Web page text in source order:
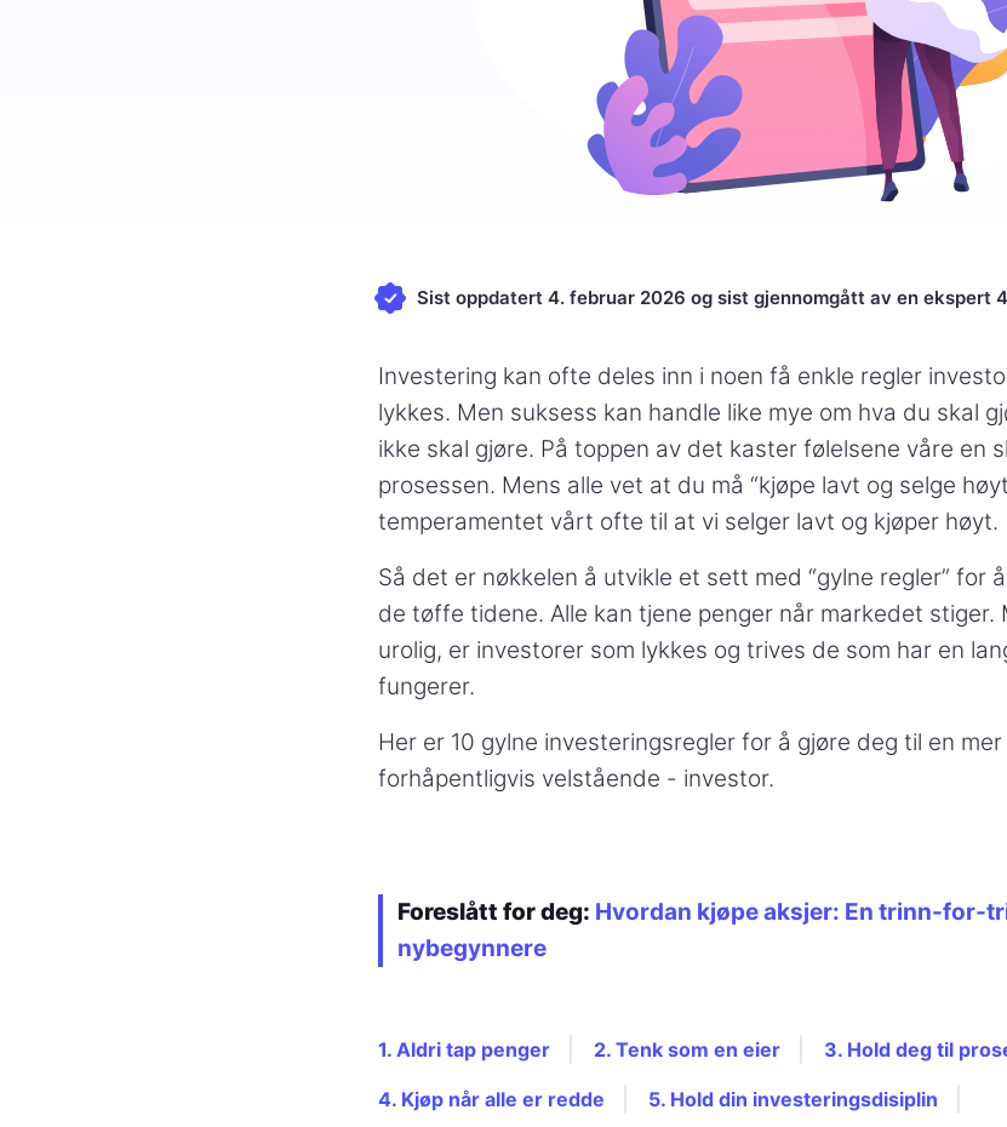
Sist oppdatert 4. februar 2026 og sist gjennomgått av en ekspert
Investering kan ofte deles inn i noen få enkle regler
lykkes. Men suksess kan handle like mye om hva du skal
ikke skal gjøre. På toppen av det kaster følelsene våre en
prosessen. Mens alle vet at du må “kjøpe lavt og selge
temperamentet vårt ofte til at vi selger lavt og kjøper høyt.
Så det er nøkkelen å utvikle et sett med “gylne regler” for
de tøffe tidene. Alle kan tjene penger når markedet stiger.
urolig, er investorer som lykkes og trives de som har en
fungerer.
Her er 10 gylne investeringsregler for å gjøre deg til en
forhåpentligvis velstående - investor.
Foreslått for deg: Hvordan kjøpe aksjer: En trinn-for-
nybegynnere
1. Aldri tap penger 2. Tenk som en eier 3. Hold deg til
4. Kjøp når alle er redde 5. Hold din investeringsdisiplin